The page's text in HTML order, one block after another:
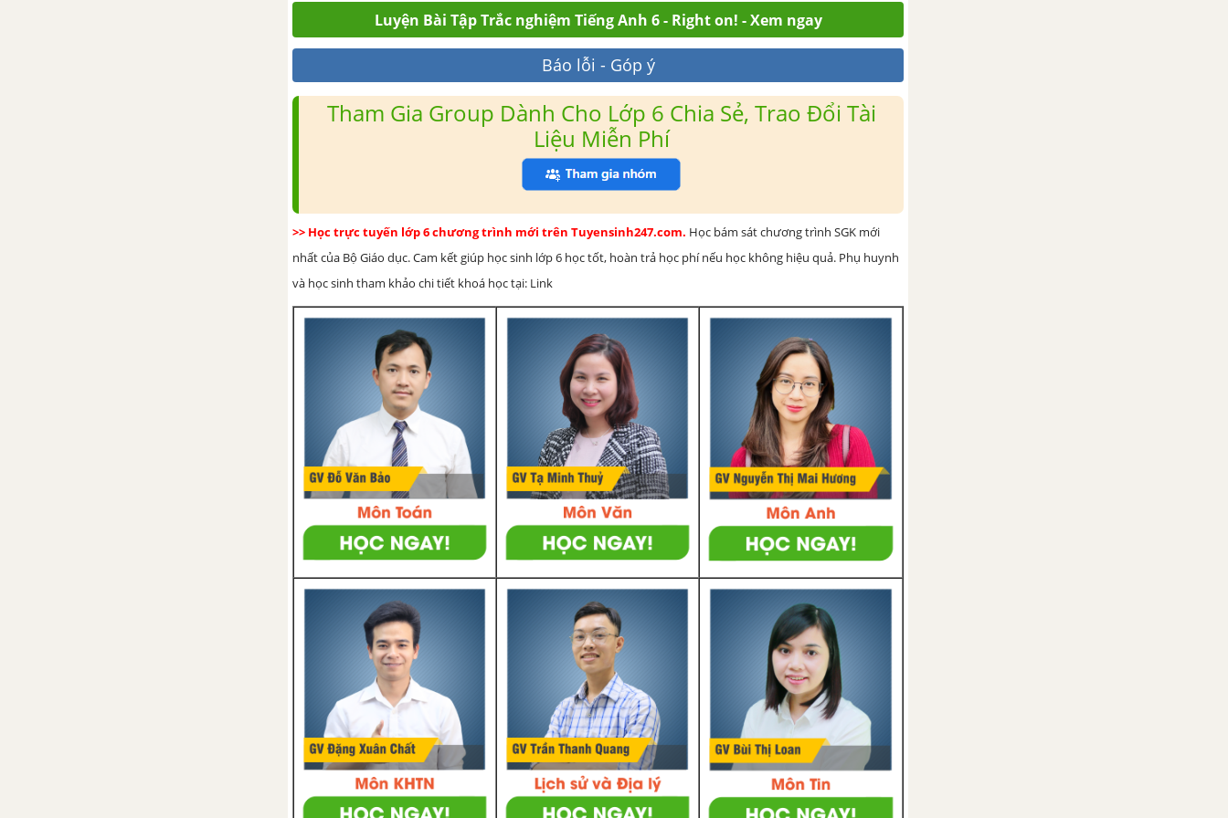
Luyện Bài Tập Trắc nghiệm Tiếng Anh 6 - Right on! - Xem ngay
Báo lỗi - Góp ý
Tham Gia Group Dành Cho Lớp 6 Chia Sẻ, Trao Đổi Tài
Liệu Miễn Phí
>> Học trực tuyến lớp 6 chương trình mới trên Tuyensinh247.com. Học bám sát chương trình SGK mới
nhất của Bộ Giáo dục. Cam kết giúp học sinh lớp 6 học tốt, hoàn trả học phí nếu học không hiệu quả. Phụ huynh
và học sinh tham khảo chi tiết khoá học tại: Link